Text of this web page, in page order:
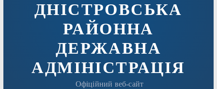
ДНІСТРОВСЬКА
РАЙОННА
ДЕРЖАВНА
АДМІНІСТРАЦІЯ
Офіційний веб-сайт